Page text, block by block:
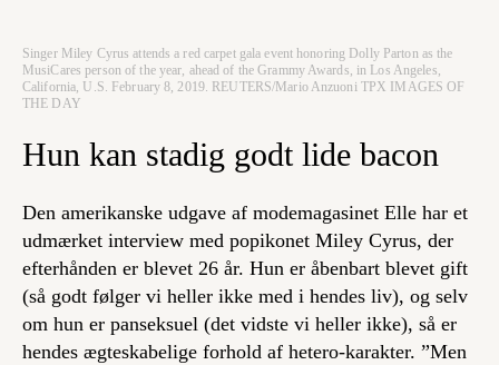
Singer Miley Cyrus attends a red carpet gala event honoring Dolly Parton as the
MusiCares person of the year, ahead of the Grammy Awards, in Los Angeles,
California, U.S. February 8, 2019. REUTERS/Mario Anzuoni TPX IMAGES OF
THE DAY
Hun kan stadig godt lide bacon
Den amerikanske udgave af modemagasinet Elle har et
udmærket interview med popikonet Miley Cyrus, der
efterhånden er blevet 26 år. Hun er åbenbart blevet gift
(så godt følger vi heller ikke med i hendes liv), og selv
om hun er panseksuel (det vidste vi heller ikke), så er
hendes ægteskabelige forhold af hetero-karakter. ”Men